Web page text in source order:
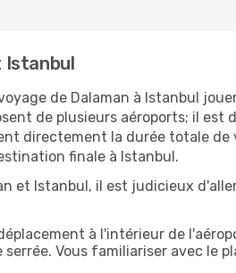
Istanbul
de Dalaman à Istanbul
de plusieurs aéroports; il
directement la durée totale de
finale à Istanbul.
et Istanbul, il est judicieux
à l'intérieur de
Vous familiariser avec